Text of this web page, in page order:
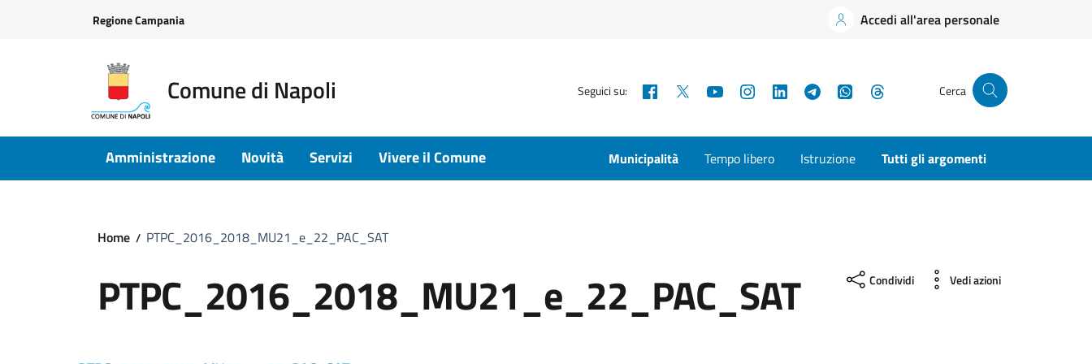
Regione Campania Accedi all'area personale
Comune di Napoli Seguici su: Facebook YouTubeInstagramLinkedInTelegramWhatsApp Cerca
Amministrazione Novità Servizi Vivere il Comune Municipalità Tempo libero Istruzione Tutti gli argomenti
Home PTPC_2016_2018_MU21_e_22_PAC_SAT
PTPC_2016_2018_MU21_e_22_PAC_SAT Condividi Vedi azioni